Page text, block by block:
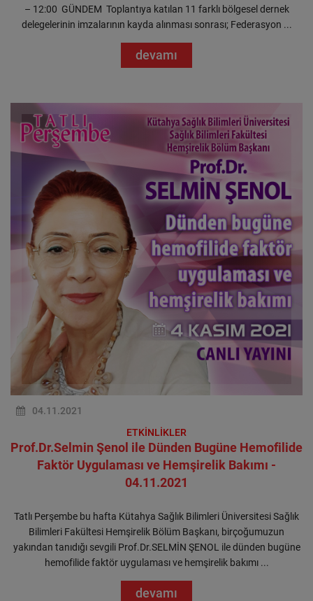
– 12:00 GÜNDEM Toplantıya katılan 11 farklı bölgesel dernek
delegelerinin imzalarının kayda alınması sonrası; Federasyon ...
devamı
04.11.2021
ETKİNLİKLER
Prof.Dr.Selmin Şenol ile Dünden Bugüne Hemofilide
Faktör Uygulaması ve Hemşirelik Bakımı -
04.11.2021
Tatlı Perşembe bu hafta Kütahya Sağlık Bilimleri Üniversitesi Sağlık
Bilimleri Fakültesi Hemşirelik Bölüm Başkanı, birçoğumuzun
yakından tanıdığı sevgili Prof.Dr.SELMİN ŞENOL ile dünden bugüne
hemofilide faktör uygulaması ve hemşirelik bakımı ...
devamı